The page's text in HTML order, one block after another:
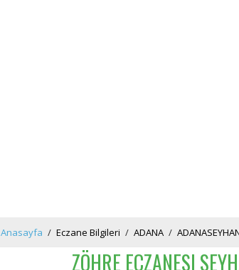
Anasayfa / Eczane Bilgileri / ADANA /
ZÖHRE ECZANESI